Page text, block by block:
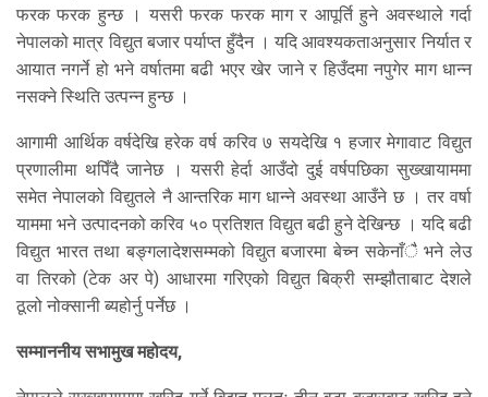
फरक फरक हुन्छ । यसरी फरक फरक माग र आपूर्ति हुने अवस्थाले गर्दा
नेपालको मात्र विद्युत बजार पर्याप्त हुँदैन । यदि आवश्यकताअनुसार निर्यात र
आयात नगर्ने हो भने वर्षातमा बढी भएर खेर जाने र हिउँदमा नपुगेर माग धान्न
नसक्ने स्थिति उत्पन्न हुन्छ ।
आगामी आर्थिक वर्षदेखि हरेक वर्ष करिव ७ सयदेखि १ हजार मेगावाट विद्युत
प्रणालीमा थपिँदै जानेछ । यसरी हेर्दा आउँदो दुई वर्षपछिका सुख्खायाममा
समेत नेपालको विद्युतले नै आन्तरिक माग धान्ने अवस्था आउँने छ । तर वर्षा
याममा भने उत्पादनको करिव ५० प्रतिशत विद्युत बढी हुने देखिन्छ । यदि बढी
विद्युत भारत तथा बङ्गलादेशसम्मको विद्युत बजारमा बेच्न सकेनाँै भने लेउ
वा तिरको (टेक अर पे) आधारमा गरिएको विद्युत बिक्री सम्झौताबाट देशले
ठूलो नोक्सानी ब्यहोर्नु पर्नेछ ।
सम्माननीय सभामुख महोदय,